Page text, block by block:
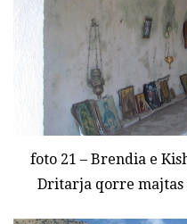
foto 21 – Brendia e
Dritarja qorre